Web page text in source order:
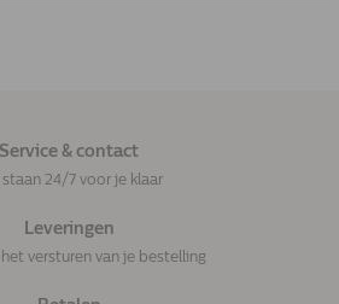
Service & contact
staan 24/7 voor je klaar
Leveringen
versturen van je bestelling